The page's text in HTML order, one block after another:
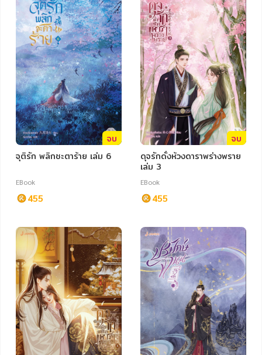
ภาษาศาสตร์
หนังสือเด็ก
การพัฒนาตนเอง
ความรู้ทั่วไป
การ์ตูนความรู้ การ์ตูน
การ์ตูนมังงะ (Manga)จบ
จุติรัก พลิกชะตาร้าย เล่ม 6
EBook
455
จบ
ดุจรักดั่งห้วงดาราพร่างพราย
เล่ม 3
EBook
455